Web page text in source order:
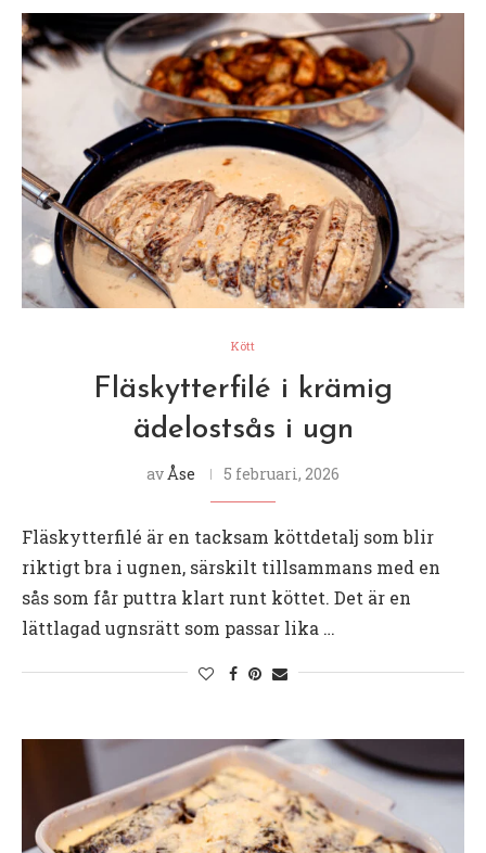
Kött
Fläskytterfilé i krämig
ädelostsås i ugn
av Åse 5 februari, 2026
Fläskytterfilé är en tacksam köttdetalj som blir
riktigt bra i ugnen, särskilt tillsammans med en
sås som får puttra klart runt köttet. Det är en
lättlagad ugnsrätt som passar lika …